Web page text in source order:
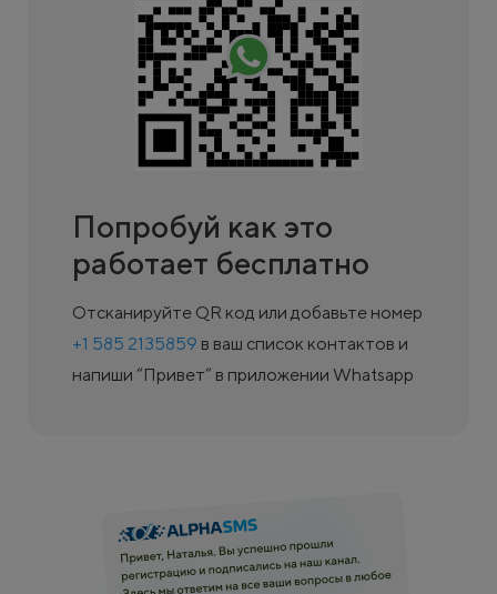
Попробуй как это
работает бесплатно
Отсканируйте QR код или добавьте номер
+1 585 2135859 в ваш список контактов и
напиши “Привет” в приложении Whatsapp